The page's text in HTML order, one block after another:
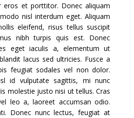
eros et porttitor. Donec aliquam
nisl interdum eget. Aliquam
eleifend, risus tellus suscipit
nibh turpis quis est. Donec
eget iaculis a, elementum ut
lacus sed ultricies. Fusce a
feugiat sodales vel non dolor.
id vulputate sagittis, mi nunc
molestie justo nisi ut tellus. Cras
leo a, laoreet accumsan odio.
Donec nunc lectus, feugiat at